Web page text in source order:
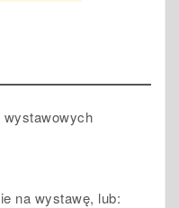
na wystawę, lub: